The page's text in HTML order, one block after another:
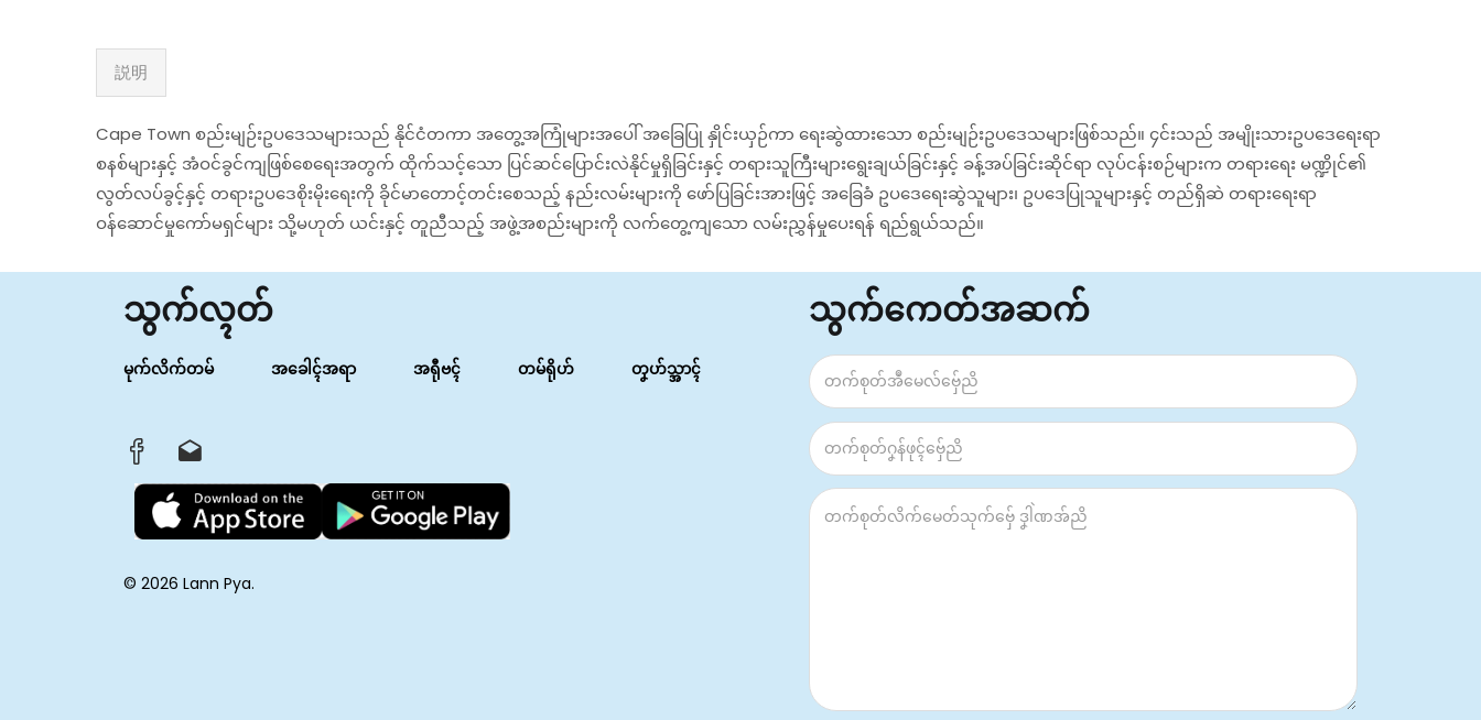
説明
Cape Town စည်းမျဉ်းဥပဒေသများသည် နိုင်ငံတကာ အတွေ့အကြုံများအ‌ပေါ် အခြေပြု နှိုင်းယှဉ်ကာ ရေးဆွဲထားသော စည်းမျဉ်းဥပဒေသများဖြစ်သည်။ ၄င်းသည် အမျိုးသားဥပဒေရေးရာ
စနစ်များနှင့် အံဝင်ခွင်ကျဖြစ်စေရေးအတွက် ထိုက်သင့်သော ပြင်ဆင်ပြောင်းလဲနိုင်မှုရှိခြင်းနှင့် တရားသူကြီးများရွေးချယ်ခြင်းနှင့် ခန့်အပ်ခြင်းဆိုင်ရာ လုပ်ငန်းစဉ်များက တရားရေး မဏ္ဍိုင်၏
လွတ်လပ်ခွင့်နှင့် တရားဥပဒေစိုးမိုးရေးကို ခိုင်မာတောင့်တင်းစေသည့် နည်းလမ်းများကို ဖော်ပြခြင်းအားဖြင့် အခြေခံ ဥပဒေရေးဆွဲသူများ၊ ဥပဒေပြုသူများနှင့် တည်ရှိဆဲ တရားရေးရာ
ဝန်ဆောင်မှုကော်မရှင်များ သို့မဟုတ် ယင်းနှင့် တူညီသည့် အဖွဲ့အစည်းများကို လက်တွေ့ကျသော လမ်းညွှန်မှုပေးရန် ရည်ရွယ်သည်။
သွက်လ္ၚတ်
မုက်လိက်တမ် အခေါၚ်အရာ အရီုဗၚ် တမ်ရိုဟ် တၞဟ်သ္အာၚ်
© 2026 Lann Pya.
သွက်ကေတ်အဆက်